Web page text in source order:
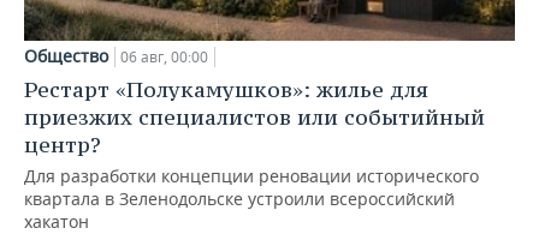
Общество 06 авг, 00:00
Рестарт «Полукамушков»: жилье для
приезжих специалистов или событийный
центр?
Для разработки концепции реновации исторического
квартала в Зеленодольске устроили всероссийский
хакатон